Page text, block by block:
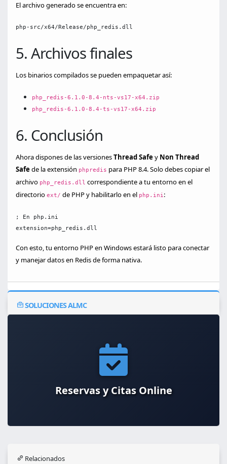
El archivo generado se encuentra en:
php-src/x64/Release/php_redis.dll
5. Archivos finales
Los binarios compilados se pueden empaquetar así:
php_redis-6.1.0-8.4-nts-vs17-x64.zip
php_redis-6.1.0-8.4-ts-vs17-x64.zip
6. Conclusión
Ahora dispones de las versionesThread Safey Non Thread
Safede la extensión phpredis para PHP 8.4. Solo debes copiar el
archivo php_redis.dll correspondiente a tu entorno en el
directorio ext/ de PHP y habilitarlo en el php.ini:
; En php.ini
extension=php_redis.dll
Con esto, tu entorno PHP en Windows estará listo para conectar
y manejar datos en Redis de forma nativa.
SOLUCIONES ALMC
Reservas y Citas Online
Optimización del Rendimiento
Relacionados